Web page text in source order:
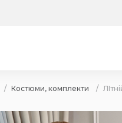
/ Костюми, комплекти /